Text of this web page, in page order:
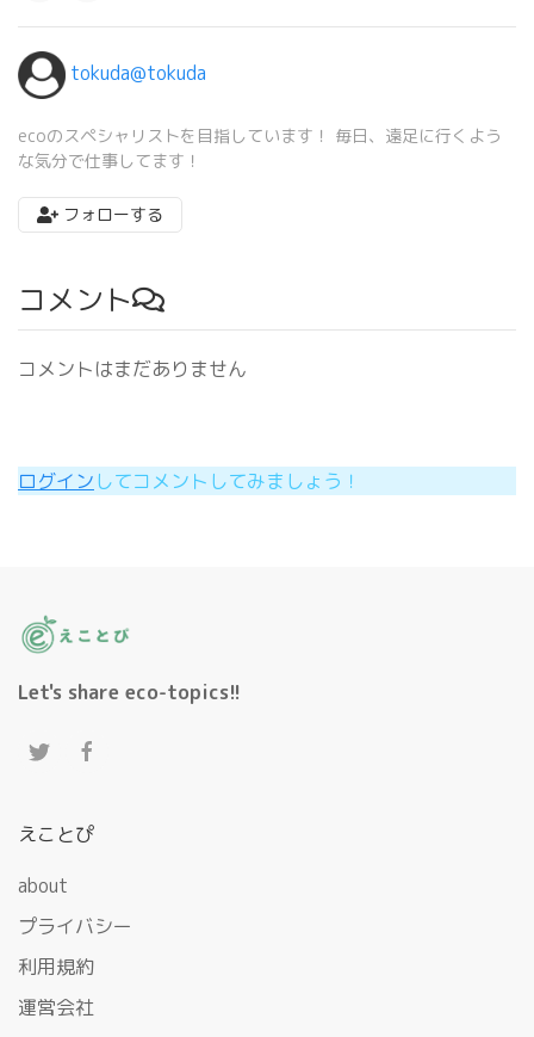
tokuda@tokuda
ecoのスペシャリストを目指しています！ 毎日、遠足に行くよう
な気分で仕事してます！
フォローする
コメント
コメントはまだありません
ログインしてコメントしてみましょう！
Let's share eco-topics!!
えことぴ
about
プライバシー
利用規約
運営会社